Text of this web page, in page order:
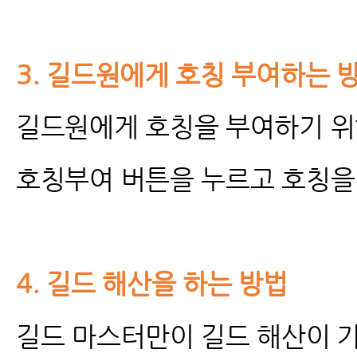
3. 길드원에게 호칭 부여하는
길드원에게 호칭을 부여하기
호칭부여 버튼을 누르고 호칭
4. 길드 해산을 하는 방법
길드 마스터만이 길드 해산이